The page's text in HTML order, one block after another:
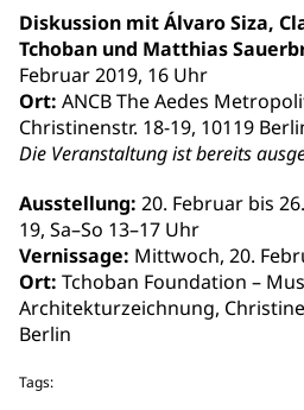
Diskussion mitÁlvaro Siza,
Tchoban und Matthias
Februar 2019, 16 Uhr
Ort: ANCB The Aedes
Christinenstr. 18-19, 10119
Die Veranstaltung ist bereits
Ausstellung: 20. Februar bis
19, Sa–So 13–17 Uhr
Vernissage: Mittwoch, 20.
Ort: Tchoban Foundation –
Architekturzeichnung,
Berlin
Tags: